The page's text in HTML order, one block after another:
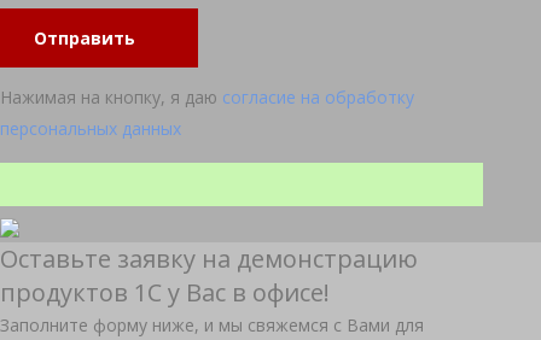
Отправить
Нажимая на кнопку, я даю согласие на обработку
персональных данных
Оставьте заявку на демонстрацию
продуктов 1С у Вас в офисе!
Заполните форму ниже, и мы свяжемся с Вами для